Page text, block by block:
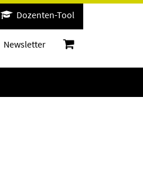
Dozenten-Tool
Newsletter